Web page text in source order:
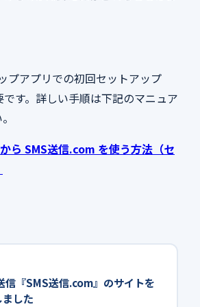
プアプリでの初回セットアップ
です。詳しい手順は下記のマニュア
ら SMS送信.com を使う方法（セ
信『SMS送信.com』のサイトを
ました